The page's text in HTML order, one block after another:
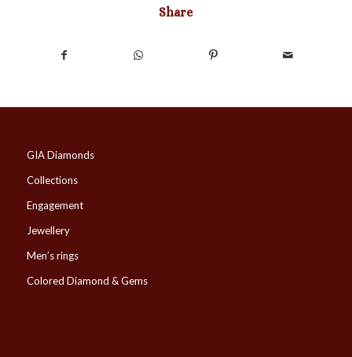
Share
GIA Diamonds
Collections
Engagement
Jewellery
Men’s rings
Colored Diamond & Gems